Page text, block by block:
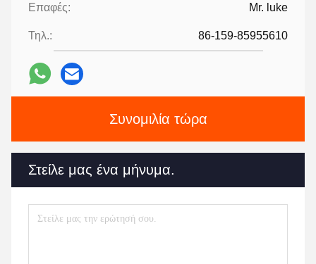
Επαφές: Mr. luke
Τηλ.: 86-159-85955610
Συνομιλία τώρα
Στείλε μας ένα μήνυμα.